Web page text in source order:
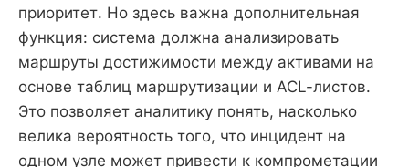
приоритет. Но здесь важна дополнительная
функция: система должна анализировать
маршруты достижимости между активами на
основе таблиц маршрутизации и ACL-листов.
Это позволяет аналитику понять, насколько
велика вероятность того, что инцидент на
одном узле может привести к компрометации